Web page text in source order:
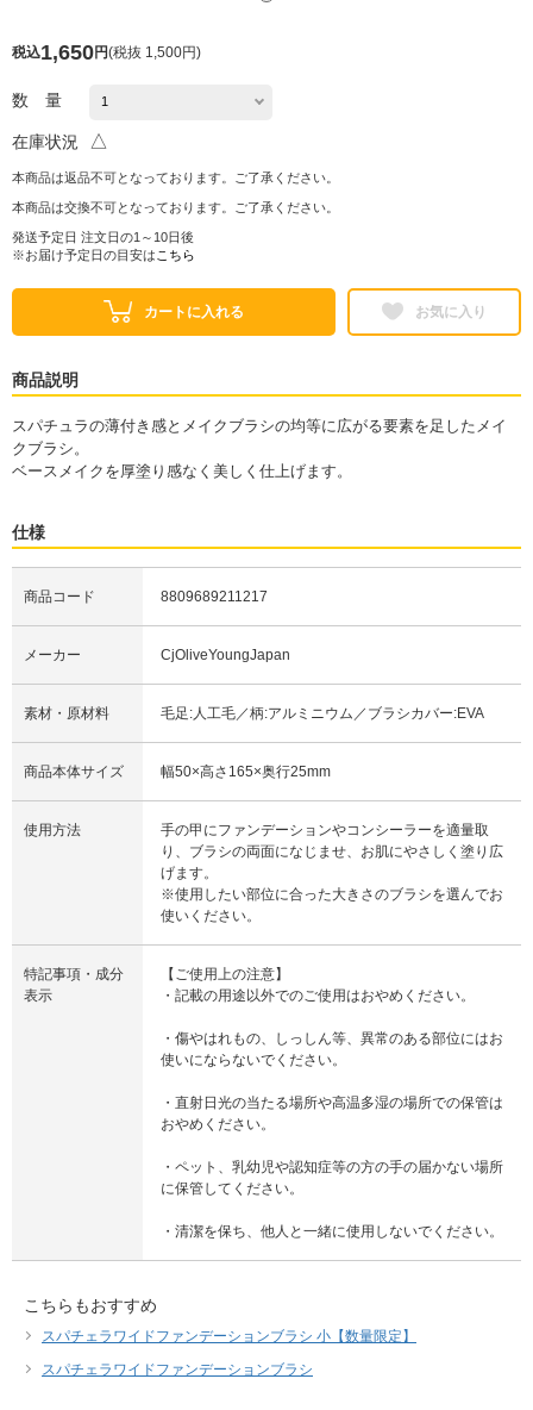
税込1,650円(税抜 1,500円)
数 量
在庫状況 △
本商品は返品不可となっております。ご了承ください。
本商品は交換不可となっております。ご了承ください。
発送予定日 注文日の1～10日後
※お届け予定日の目安は こちら
カートに入れる お気に入り
商品説明
スパチュラの薄付き感とメイクブラシの均等に広がる要素を足したメイ
クブラシ。
ベースメイクを厚塗り感なく美しく仕上げます。
仕様
商品コード 8809689211217
メーカー CjOliveYoungJapan
素材・原材料 毛足:人工毛／柄:アルミニウム／ブラシカバー:EVA
商品本体サイズ 幅50×高さ165×奥行25mm
使用方法
手の甲にファンデーションやコンシーラーを適量取
り、ブラシの両面になじませ、お肌にやさしく塗り広
げます。
※使用したい部位に合った大きさのブラシを選んでお
使いください。
特記事項・成分
表示
【ご使用上の注意】
・記載の用途以外でのご使用はおやめください。
・傷やはれもの、しっしん等、異常のある部位にはお
使いにならないでください。
・直射日光の当たる場所や高温多湿の場所での保管は
おやめください。
・ペット、乳幼児や認知症等の方の手の届かない場所
に保管してください。
・清潔を保ち、他人と一緒に使用しないでください。
こちらもおすすめ
スパチェラワイドファンデーションブラシ 小【数量限定】
スパチェラワイドファンデーションブラシ